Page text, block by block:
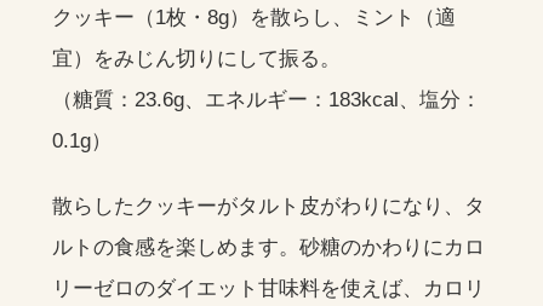
クッキー（1枚・8g）を散らし、ミント（適
宜）をみじん切りにして振る。
（糖質：23.6g、エネルギー：183kcal、塩分：
0.1g）
散らしたクッキーがタルト皮がわりになり、タ
ルトの食感を楽しめます。砂糖のかわりにカロ
リーゼロのダイエット甘味料を使えば、カロリ